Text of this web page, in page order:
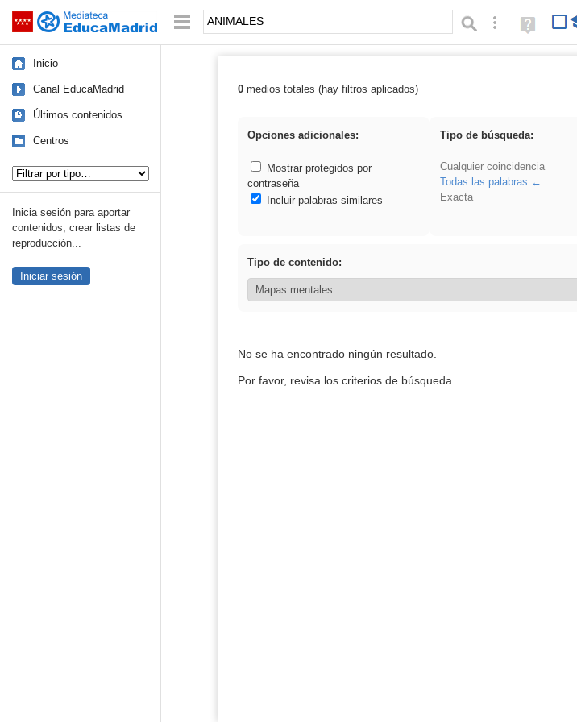
Saltar navegación Palabra o frase: Búsqueda avanzada
Ayuda
(en
Inicio
Canal EducaMadrid
Últimos contenidos
Centros
Inicia sesión para aportar
contenidos, crear listas de
reproducción...
Iniciar sesión
Resultados de: ANIMALES
0medios totales (hay filtros aplicados)
Opciones adicionales:
Mostrar protegidos por
contraseña
Incluir palabras similares
Tipo de búsqueda:
Cualquier coincidencia
Todas las palabras
Exacta
Tipo de contenido:
No se ha encontrado ningún resultado.
Por favor, revisa los criterios de búsqueda.